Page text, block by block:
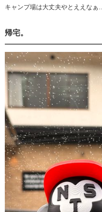
キャンプ場は大丈夫やとええなぁ…
帰宅。